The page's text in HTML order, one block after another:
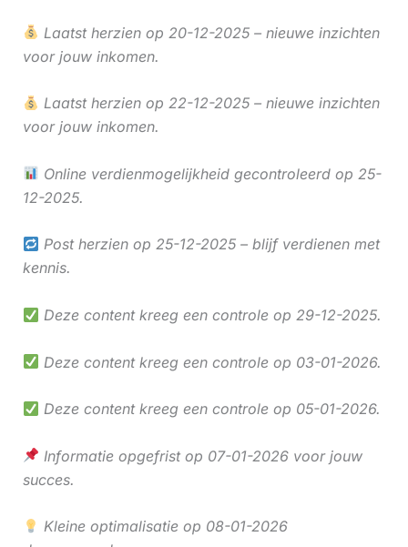
Laatst herzien op 20-12-2025 – nieuwe inzichten
voor jouw inkomen.
Laatst herzien op 22-12-2025 – nieuwe inzichten
voor jouw inkomen.
Online verdienmogelijkheid gecontroleerd op 25-
12-2025.
Post herzien op 25-12-2025 – blijf verdienen met
kennis.
Deze content kreeg een controle op 29-12-2025.
Deze content kreeg een controle op 03-01-2026.
Deze content kreeg een controle op 05-01-2026.
Informatie opgefrist op 07-01-2026 voor jouw
succes.
Kleine optimalisatie op 08-01-2026